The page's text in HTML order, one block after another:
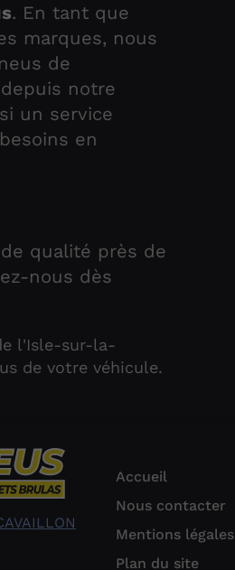
. En tant que
marques, nous
de
notre
un service
en
qualité près de
nous dès
l'Isle-sur-la-
de votre véhicule.
Accueil
Nous contacter
Mentions légales
Plan du site